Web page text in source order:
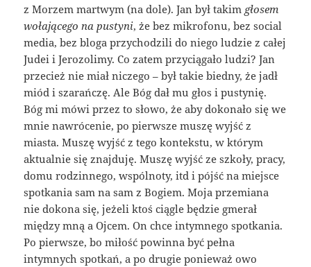
z Morzem martwym (na dole). Jan był takim głosem
wołającego na pustyni, że bez mikrofonu, bez social
media, bez bloga przychodzili do niego ludzie z całej
Judei i Jerozolimy. Co zatem przyciągało ludzi? Jan
przecież nie miał niczego – był takie biedny, że jadł
miód i szarańczę. Ale Bóg dał mu głos i pustynię.
Bóg mi mówi przez to słowo, że aby dokonało się we
mnie nawrócenie, po pierwsze muszę wyjść z
miasta. Muszę wyjść z tego kontekstu, w którym
aktualnie się znajduję. Muszę wyjść ze szkoły, pracy,
domu rodzinnego, wspólnoty, itd i pójść na miejsce
spotkania sam na sam z Bogiem. Moja przemiana
nie dokona się, jeżeli ktoś ciągle będzie gmerał
między mną a Ojcem. On chce intymnego spotkania.
Po pierwsze, bo miłość powinna być pełna
intymnych spotkań, a po drugie ponieważ owo